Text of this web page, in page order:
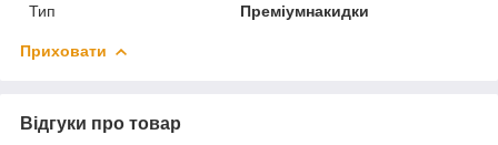
Тип
Преміумнакидки
Приховати
Відгуки про товар